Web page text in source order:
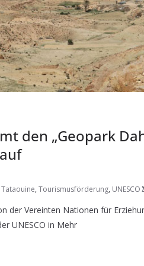
den „Geopark
Tataouine, Tourismusförderung, UNESCO
der Vereinten Nationen für
UNESCO in Mehr